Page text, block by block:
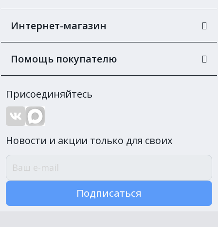
Интернет-магазин
Помощь покупателю
Присоединяйтесь
Новости и акции только для своих
Подписаться